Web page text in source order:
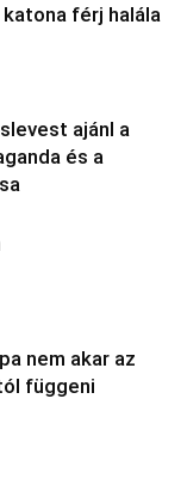
férj halála
ajánl a
és a
nem akar az
függeni